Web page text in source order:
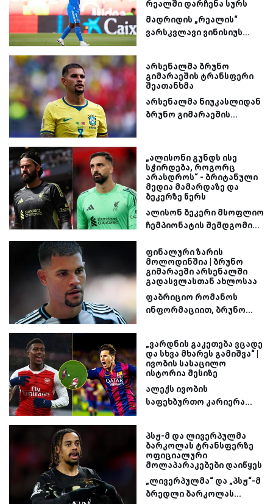
რეალში დარჩენა სურს
მადრიდის „რეალის“
ვარსკვლავი ვინისიუს...
არსენალმა ბრუნო
გიმარაეშის ტრანსფერი
შეათანხმა
არსენალმა ნიუკასლიდან
ბრუნო გიმარაეშის...
„ალისონი გუნდს ისე
სჭირდება, როგორც
არასდროს“ - ბრიტანული
მედია მამარდაზე და
ბეკერზე წერს
ალისონ ბეკერი მსოფლიო
ჩემპიონატის შემდგომი...
ფინალური ზარის
მოლოდინშია | ბრუნო
გიმარაეში არსენალში
გადასვლასთან ახლოსაა
ფაბრიციო რომანოს
ინფორმაციით, ბრუნო...
„ვარდნის გაკეთება ვცადე
და სხვა მხარეს გამიშვა“ |
ივობის სასაცილო
ისტორია მესიზე
ალექს ივობის
საფეხბურთო კარიერა...
პსჟ-მ და ლივერპულმა
ბარკოლას ტრანსფერზე
ოფიციალური
მოლაპარაკებები დაიწყეს
„ლივერპულმა“ და „პსჟ“-მ
ბრედლი ბარკოლას...